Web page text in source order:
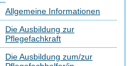
Allgemeine Informationen
Die Ausbildung zur
Pflegefachkraft
Die Ausbildung zum/zur